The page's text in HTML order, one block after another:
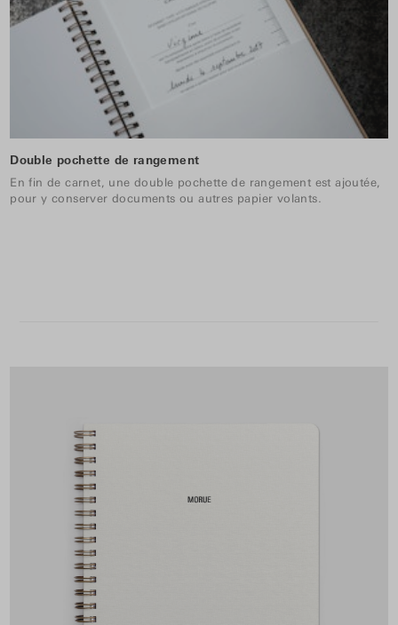
Double pochette de rangement
En fin de carnet, une double pochette de rangement est ajoutée,
pour y conserver documents ou autres papier volants.